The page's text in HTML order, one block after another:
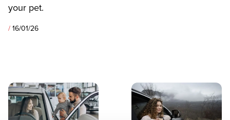
your pet.
/ 16/01/26